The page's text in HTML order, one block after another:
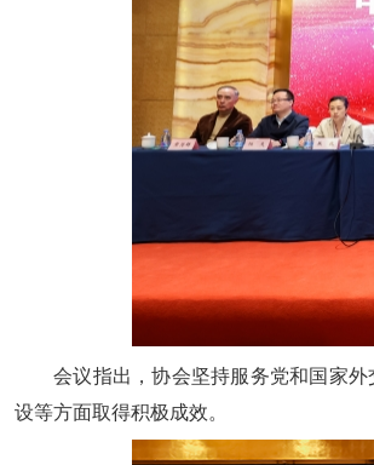
会议指出，协会坚持服务党和国家
设等方面取得积极成效。